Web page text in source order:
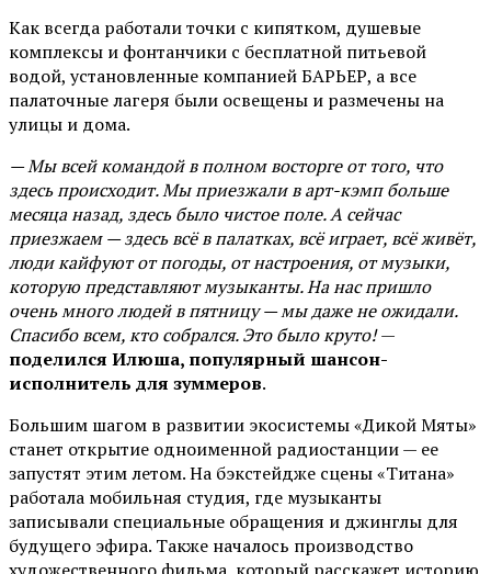
Как всегда работали точки с кипятком, душевые
комплексы и фонтанчики с бесплатной питьевой
водой, установленные компанией БАРЬЕР, а все
палаточные лагеря были освещены и размечены на
улицы и дома.
— Мы всей командой в полном восторге от того, что
здесь происходит. Мы приезжали в арт-кэмп больше
месяца назад, здесь было чистое поле. А сейчас
приезжаем — здесь всё в палатках, всё играет, всё живёт,
люди кайфуют от погоды, от настроения, от музыки,
которую представляют музыканты. На нас пришло
очень много людей в пятницу — мы даже не ожидали.
Спасибо всем, кто собрался. Это было круто!—
поделился Илюша, популярный шансон-
исполнитель для зуммеров.
Большим шагом в развитии экосистемы «Дикой Мяты»
станет открытие одноименной радиостанции — ее
запустят этим летом. На бэкстейдже сцены «Титана»
работала мобильная студия, где музыканты
записывали специальные обращения и джинглы для
будущего эфира. Также началось производство